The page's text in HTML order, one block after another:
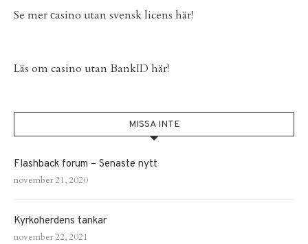
Se merсasino utan svensk licens här!
Läs omcasino utan BankID här!
MISSA INTE
Flashback forum – Senaste nytt
november 21, 2020
Kyrkoherdens tankar
november 22, 2021